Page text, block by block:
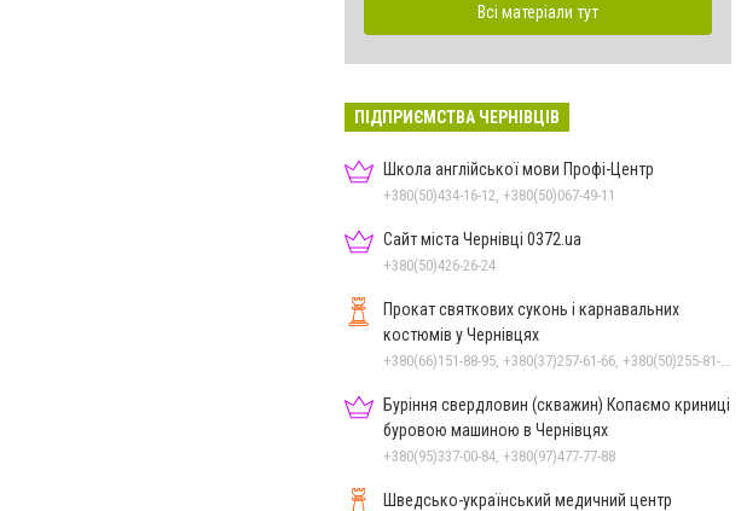
Всі матеріали тут
ПІДПРИЄМСТВА ЧЕРНІВЦІВ
Школа англійської мови Профі-Центр
+380(50)434-16-12, +380(50)067-49-11
Сайт міста Чернівці 0372.ua
+380(50)426-26-24
Прокат святкових суконь і карнавальних
костюмів у Чернівцях
Буріння свердловин (скважин) Копаємо криниці
буровою машиною в Чернівцях
+380(95)337-00-84, +380(97)477-77-88
Шведсько-український медичний центр